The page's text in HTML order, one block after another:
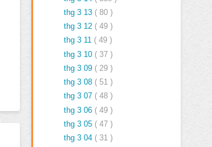
thg 3 13 ( 80 )
thg 3 12 ( 49 )
thg 3 11 ( 49 )
thg 3 10 ( 37 )
thg 3 09 ( 29 )
thg 3 08 ( 51 )
thg 3 07 ( 48 )
thg 3 06 ( 49 )
thg 3 05 ( 47 )
thg 3 04 ( 31 )